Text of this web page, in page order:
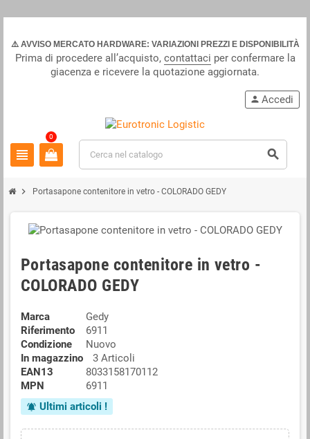
⚠️ AVVISO MERCATO HARDWARE: VARIAZIONI PREZZI E DISPONIBILITÀ
Prima di procedere all’acquisto, contattaci per confermare la
giacenza e ricevere la quotazione aggiornata.
view_headline
person Accedi
0
search
chevron_right Portasapone contenitore in vetro - COLORADO GEDY
Portasapone contenitore in vetro -
COLORADO GEDY
Marca
Gedy
Riferimento
6911
Condizione
Nuovo
In magazzino
3 Articoli
EAN13
8033158170112
MPN
6911
notifications_active Ultimi articoli !